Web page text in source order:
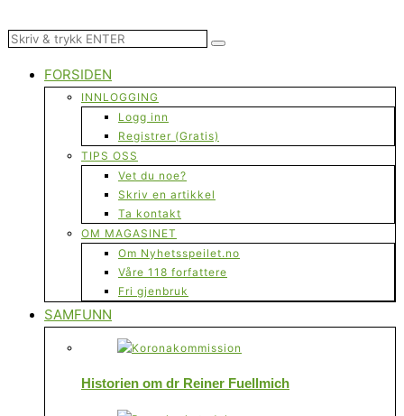
FORSIDEN
INNLOGGING
Logg inn
Registrer (Gratis)
TIPS OSS
Vet du noe?
Skriv en artikkel
Ta kontakt
OM MAGASINET
Om Nyhetsspeilet.no
Våre 118 forfattere
Fri gjenbruk
SAMFUNN
Historien om dr Reiner Fuellmich